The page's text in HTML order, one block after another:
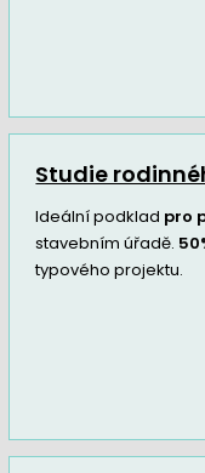
Studie
Ideální podklad pro
stavebním úřadě.
typového projektu.